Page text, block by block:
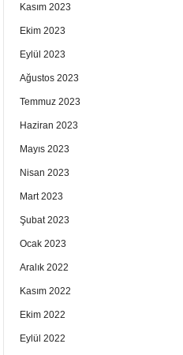
Kasım 2023
Ekim 2023
Eylül 2023
Ağustos 2023
Temmuz 2023
Haziran 2023
Mayıs 2023
Nisan 2023
Mart 2023
Şubat 2023
Ocak 2023
Aralık 2022
Kasım 2022
Ekim 2022
Eylül 2022